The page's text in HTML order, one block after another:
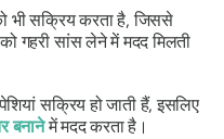
सक्रिय करता है, जिससे
गहरी सांस लेने में मदद मिलती
सक्रिय हो जाती हैं, इसलिए
बनानेमें मदद करता है।